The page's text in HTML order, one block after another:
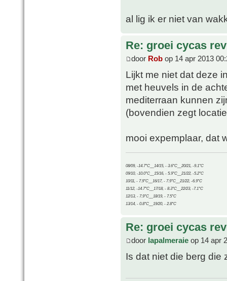
al lig ik er niet van
Re: groei cycas
door Rob op 14 apr 2013
Lijkt me niet dat deze
met heuvels in de
mediterraan kunnen
(bovendien zegt
mooi expemplaar, dat
08/09, -14.7°C__14/15, - 3.6°C__20/21, -9.1°C
09/10, -10.0°C__15/16, - 5.9°C__21/22, -5.2°C
10/11, - 7.9°C__16/17, - 7.9°C__21/22, -6.9°C
11/12, -14.7°C__17/18, - 8.3°C__22/23, -7.1°C
12/13, - 7.9°C__18/19, - 7.5°C
13/14, - 0.8°C__19/20, - 2.8°C
Re: groei cycas
door lapalmeraie op 14 apr
Is dat niet die berg